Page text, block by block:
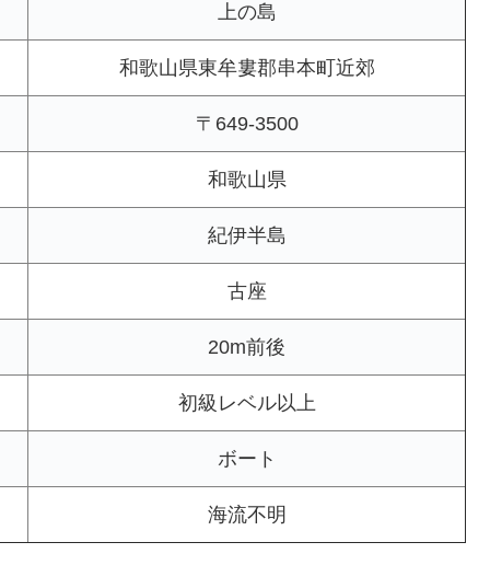
上の島
和歌山県東牟婁郡串本町近郊
〒649-3500
和歌山県
紀伊半島
古座
20m前後
初級レベル以上
ボート
海流不明